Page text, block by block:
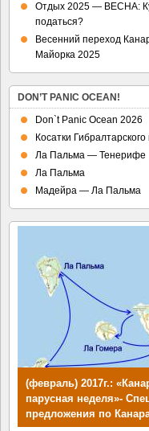
Отдых 2025 — ВЕСНА:
податься?
Весенний переход
Майорка 2025
DON’T PANIC OCEAN!
Don`t Panic Ocean 2026
Косатки
Ла Пальма — Тенерифе
Ла Пальма
Мадейра — Ла Пальма
(февраль) 2017г.:
парусная неделя»-
предложения по